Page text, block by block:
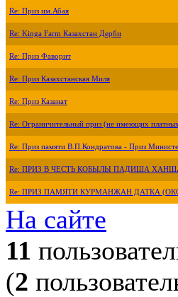
Re: Приз им.Абая
Re: Kinga Farm Казахстан Дерби
Re: Приз Фаворит
Re: Приз Казахстанская Миля
Re: Приз Казанат
Re: Ограничительный приз (не имеющих
Re: Приз памяти В.П.Кондратова - Приз
Re: ПРИЗ В ЧЕСТЬ КОБЫЛЫ ПАДИША
Re: ПРИЗ ПАМЯТИ КУРМАНЖАН ДАТКА
На сайте
11
(2